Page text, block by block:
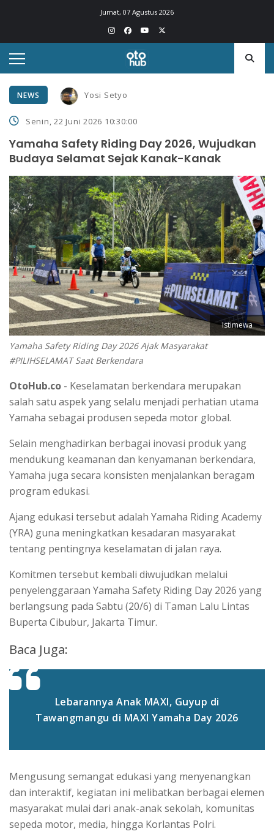
Jumat, 07 Agustus 2026
NEWS Yosi Setyo
Senin, 22 Juni 2026 10:30:00
Yamaha Safety Riding Day 2026, Wujudkan
Budaya Selamat Sejak Kanak-Kanak
Istimewa
Yamaha Safety Riding Day 2026 Ajak Masyarakat
#PILIHSELAMAT Saat Berkendara
OtoHub.co - Keselamatan berkendara merupakan
salah satu aspek yang selalu menjadi perhatian utama
Yamaha sebagai produsen sepeda motor global.
Selain menghadirkan berbagai inovasi produk yang
mendukung keamanan dan kenyamanan berkendara,
Yamaha juga secara konsisten menjalankan beragam
program edukasi.
Ajang edukasi tersebut adalah Yamaha Riding Academy
(YRA) guna meningkatkan kesadaran masyarakat
tentang pentingnya keselamatan di jalan raya.
Komitmen tersebut kembali diwujudkan melalui
penyelenggaraan Yamaha Safety Riding Day 2026 yang
berlangsung pada Sabtu (20/6) di Taman Lalu Lintas
Buperta Cibubur, Jakarta Timur.
Baca Juga:
Lebarannya Anak MAXI, Guyup di
Tawangmangu di MAXI Yamaha Day 2026
Mengusung semangat edukasi yang menyenangkan
dan interaktif, kegiatan ini melibatkan berbagai elemen
masyarakat mulai dari anak-anak sekolah, komunitas
sepeda motor, media, hingga Korlantas Polri.